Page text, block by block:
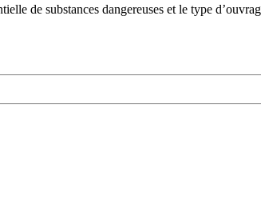
de substances dangereuses et le type